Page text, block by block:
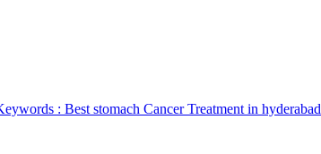
: Best stomach Cancer Treatment in hyderabad